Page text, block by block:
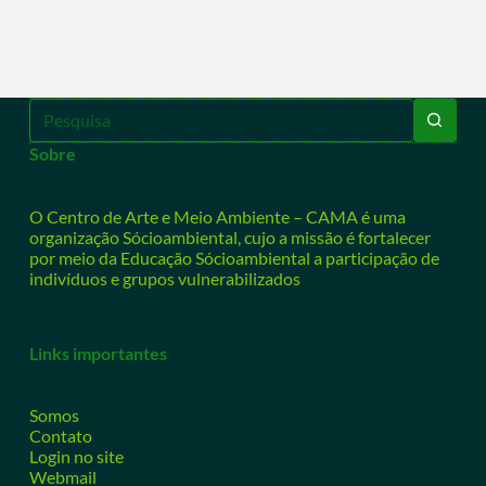
Sobre
O Centro de Arte e Meio Ambiente – CAMA é uma
organização Sócioambiental, cujo a missão é fortalecer
por meio da Educação Sócioambiental a participação de
indivíduos e grupos vulnerabilizados
Links importantes
Somos
Contato
Login no site
Webmail